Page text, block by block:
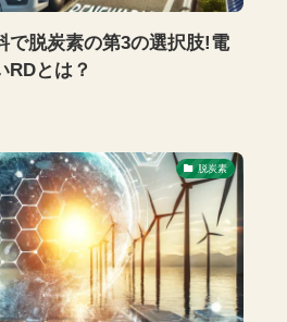
で脱炭素の第3の選択肢!電
RDとは？
脱炭素